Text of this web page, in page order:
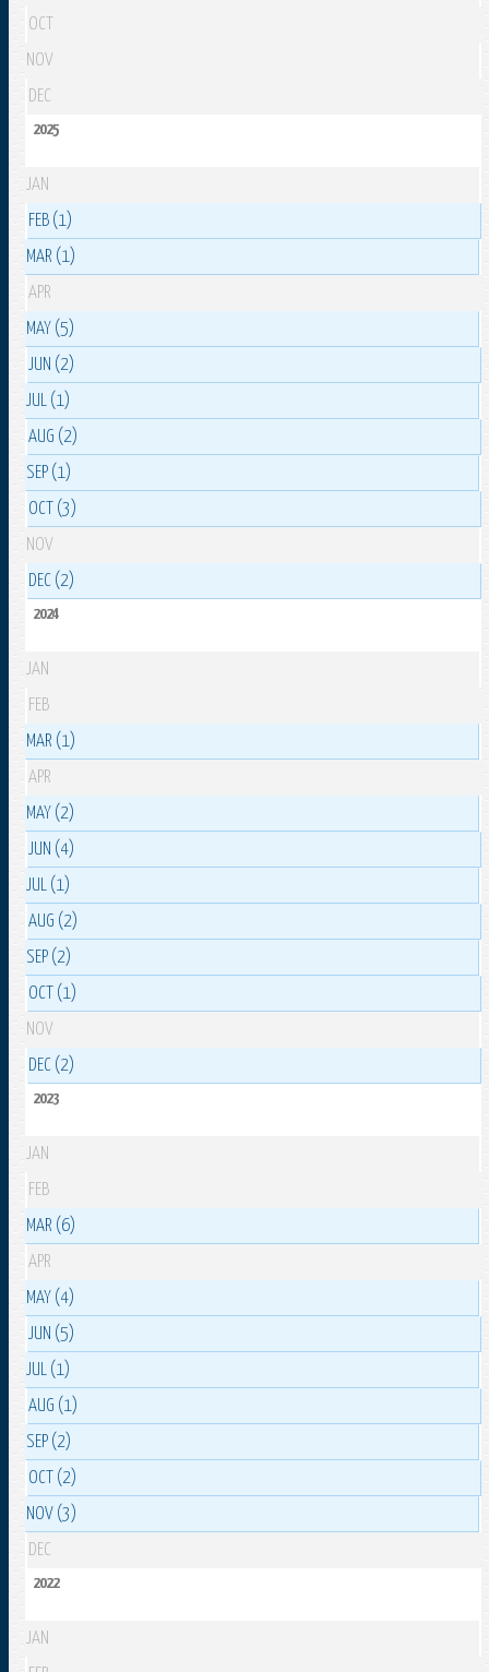
OCT
NOV
DEC
2025
JAN
FEB (1)
MAR (1)
APR
MAY (5)
JUN (2)
JUL (1)
AUG (2)
SEP (1)
OCT (3)
NOV
DEC (2)
2024
JAN
FEB
MAR (1)
APR
MAY (2)
JUN (4)
JUL (1)
AUG (2)
SEP (2)
OCT (1)
NOV
DEC (2)
2023
JAN
FEB
MAR (6)
APR
MAY (4)
JUN (5)
JUL (1)
AUG (1)
SEP (2)
OCT (2)
NOV (3)
DEC
2022
JAN